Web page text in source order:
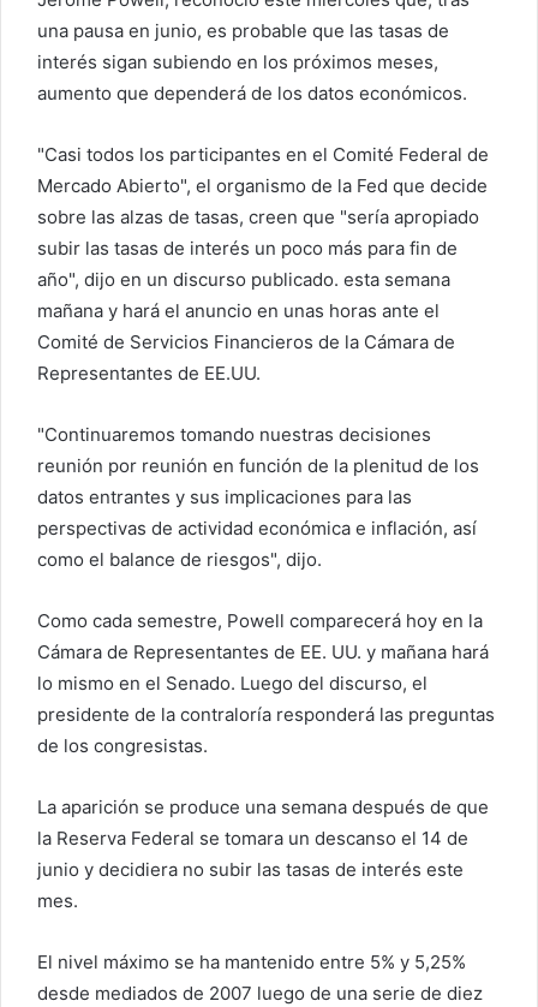
una pausa en junio, es probable que las tasas de
interés sigan subiendo en los próximos meses,
aumento que dependerá de los datos económicos.
"Casi todos los participantes en el Comité Federal de
Mercado Abierto", el organismo de la Fed que decide
sobre las alzas de tasas, creen que "sería apropiado
subir las tasas de interés un poco más para fin de
año", dijo en un discurso publicado. esta semana
mañana y hará el anuncio en unas horas ante el
Comité de Servicios Financieros de la Cámara de
Representantes de EE.UU.
"Continuaremos tomando nuestras decisiones
reunión por reunión en función de la plenitud de los
datos entrantes y sus implicaciones para las
perspectivas de actividad económica e inflación, así
como el balance de riesgos", dijo.
Como cada semestre, Powell comparecerá hoy en la
Cámara de Representantes de EE. UU. y mañana hará
lo mismo en el Senado. Luego del discurso, el
presidente de la contraloría responderá las preguntas
de los congresistas.
La aparición se produce una semana después de que
la Reserva Federal se tomara un descanso el 14 de
junio y decidiera no subir las tasas de interés este
mes.
El nivel máximo se ha mantenido entre 5% y 5,25%
desde mediados de 2007 luego de una serie de diez